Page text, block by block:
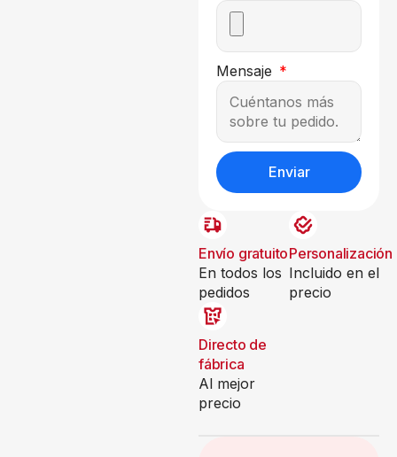
Mensaje
Enviar
Envío gratuito
En todos los
pedidos
Personalización
Incluido en el
precio
Directo de
fábrica
Al mejor
precio